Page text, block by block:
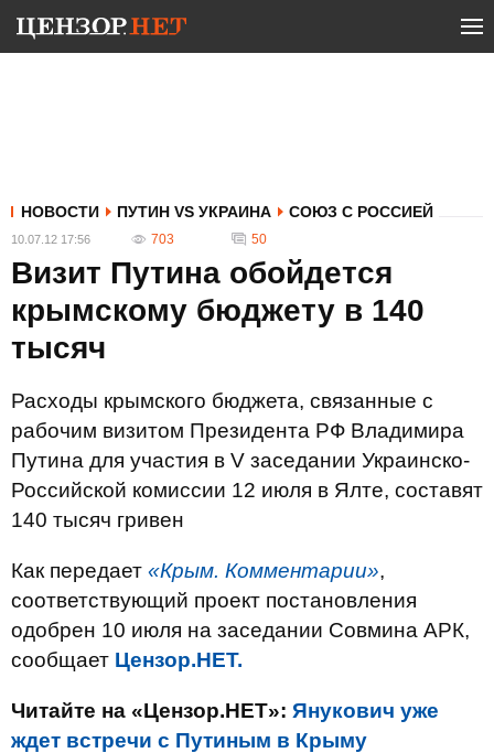
НОВОСТИ ПУТИН VS УКРАИНА СОЮЗ С РОССИЕЙ
10.07.12 17:56 703 50
Визит Путина обойдется
крымскому бюджету в 140
тысяч
Расходы крымского бюджета, связанные с
рабочим визитом Президента РФ Владимира
Путина для участия в V заседании Украинско-
Российской комиссии 12 июля в Ялте, составят
140 тысяч гривен
Как передает «Крым. Комментарии»,
соответствующий проект постановления
одобрен 10 июля на заседании Совмина АРК,
сообщает Цензор.НЕТ.
Читайте на «Цензор.НЕТ»: Янукович уже
ждет встречи с Путиным в Крыму